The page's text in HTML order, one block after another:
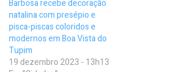
Barbosa recebe decoração
natalina com presépio e
pisca-piscas coloridos e
modernos em Boa Vista do
Tupim
19 dezembro 2023 - 13h13